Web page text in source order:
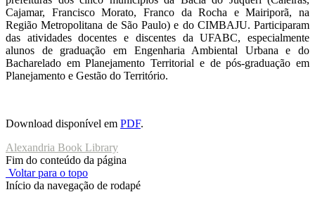
Cajamar, Francisco Morato, Franco da Rocha e Mairiporã, na
Região Metropolitana de São Paulo) e do CIMBAJU. Participaram
das atividades docentes e discentes da UFABC, especialmente
alunos de graduação em Engenharia Ambiental Urbana e do
Bacharelado em Planejamento Territorial e de pós-graduação em
Planejamento e Gestão do Território.
Download disponível em PDF.
Alexandria Book Library
Fim do conteúdo da página
Voltar para o topo
Início da navegação de rodapé